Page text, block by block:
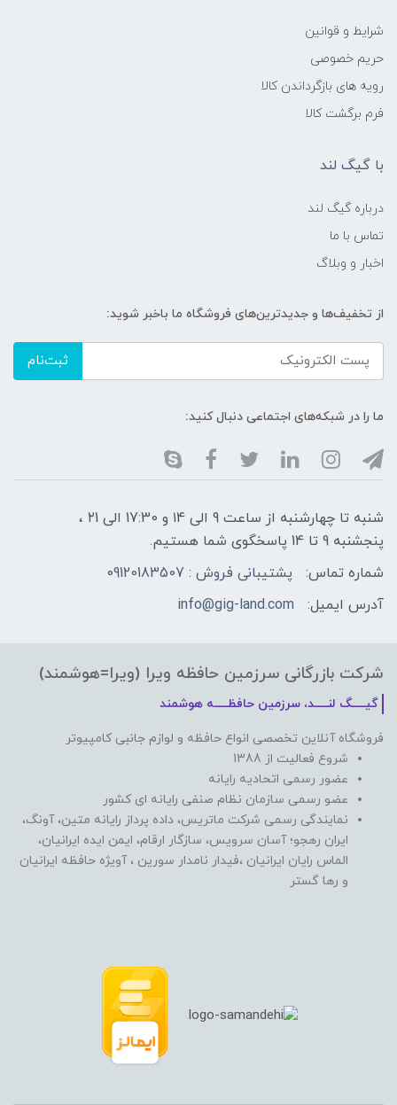
شرایط و قوانین
حریم خصوصی
رویه های بازگرداندن کالا
فرم برگشت کالا
با گیگ لند
درباره گیگ لند
تماس با ما
اخبار و وبلاگ
از تخفیف‌ها و جدیدترین‌های فروشگاه ما باخبر شوید:
ثبت‌نام
ما را در شبکه‌های اجتماعی دنبال کنید:
شنبه تا چهارشنبه از ساعت 9 الی ۱4 و 17:30 الی ۲1 ،
پنجشنبه 9 تا 14 پاسخگوی شما هستیم.
شماره تماس:
پشتیبانی فروش : 09120183507
آدرس ایمیل:
info@gig-land.com
شرکت بازرگانی سرزمین حافظه ویرا (ویرا=هوشمند)
گیـــــگ لنـــــد، سرزمین حافظـــــه هوشمند
فروشگاه آنلاین تخصصی انواع حافظه و لوازم جانبی کامپیوتر
شروع فعالیت از 1388
عضور رسمی اتحادیه رایانه
عضو رسمی سازمان نظام صنفی رایانه ای کشور
نمایندگی رسمی شرکت ماتریس، داده پرداز رایانه متین، آونگ،
ایران رهجو؛ آسان سرویس، سازگار ارقام، ایمن ایده ایرانیان،
الماس رایان ایرانیان ،فیدار نامدار سورین ، آویژه حافظه ایرانیان
و رها گستر